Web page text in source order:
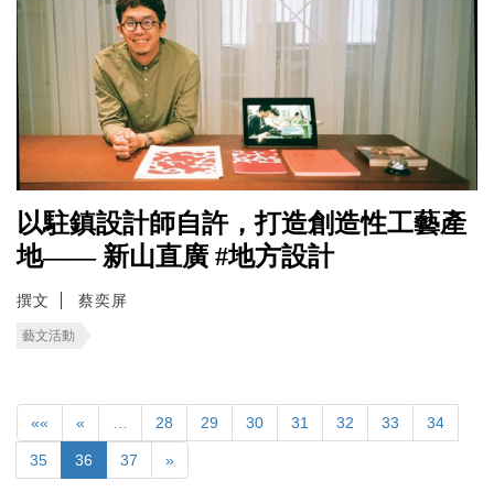
以駐鎮設計師自許，打造創造性工藝產
地—— 新山直廣 #地方設計
撰文 蔡奕屏
藝文活動
«« « 28 29 30 31 32 33 34
35 36 37 »